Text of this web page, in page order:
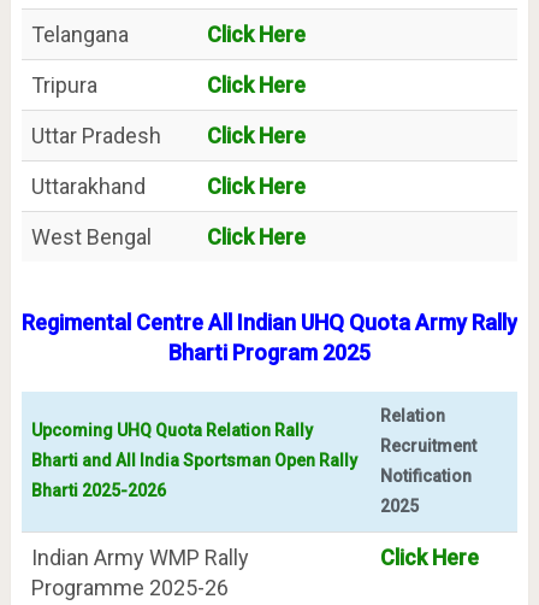
Telangana
Click Here
Tripura
Click Here
Uttar Pradesh
Click Here
Uttarakhand
Click Here
West Bengal
Click Here
Regimental Centre All Indian UHQ Quota Army Rally
Bharti Program 2025
Upcoming UHQ Quota Relation Rally
Bharti and All India Sportsman Open Rally
Bharti 2025-2026
Relation
Recruitment
Notification
2025
Indian Army WMP Rally
Programme 2025-26
Click Here